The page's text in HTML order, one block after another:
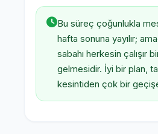
Bu süreç çoğunlukla
hafta sonuna yayılır;
sabahı herkesin çalışır
gelmesidir. İyi bir plan,
kesintiden çok bir